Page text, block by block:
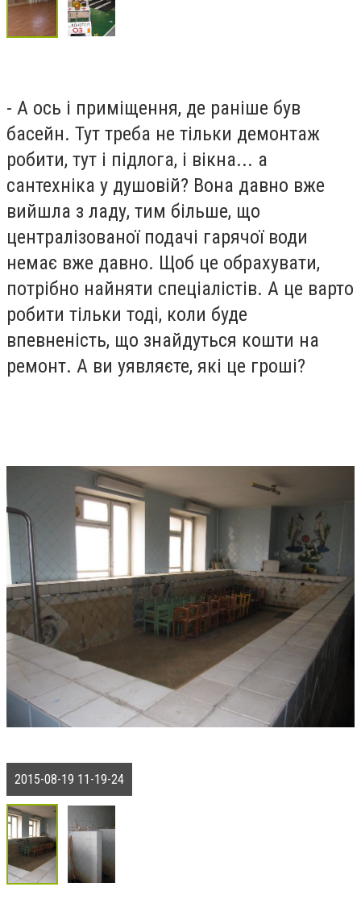
- А ось і приміщення, де раніше був
басейн. Тут треба не тільки демонтаж
робити, тут і підлога, і вікна... а
сантехніка у душовій? Вона давно вже
вийшла з ладу, тим більше, що
централізованої подачі гарячої води
немає вже давно. Щоб це обрахувати,
потрібно найняти спеціалістів. А це варто
робити тільки тоді, коли буде
впевненість, що знайдуться кошти на
ремонт. А ви уявляєте, які це гроші?
2015-08-19 11-19-24